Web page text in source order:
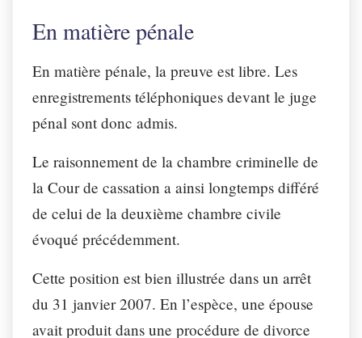
En matière pénale
En matière pénale, la preuve est libre. Les
enregistrements téléphoniques devant le juge
pénal sont donc admis.
Le raisonnement de la chambre criminelle de
la Cour de cassation a ainsi longtemps différé
de celui de la deuxième chambre civile
évoqué précédemment.
Cette position est bien illustrée dans un arrêt
du 31 janvier 2007. En l’espèce, une épouse
avait produit dans une procédure de divorce